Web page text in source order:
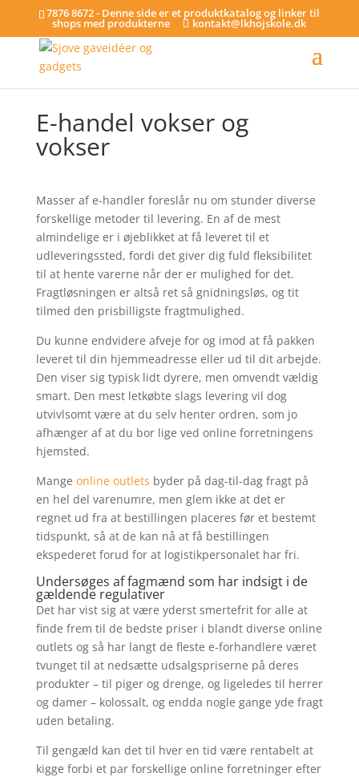
7876 8672 - Denne side er et produktkatalog og linker til
shops med produkterne kontakt@lkhojskole.dk
E-handel vokser og
vokser
Masser af e-handler foreslår nu om stunder diverse
forskellige metoder til levering. En af de mest
almindelige er i øjeblikket at få leveret til et
udleveringssted, fordi det giver dig fuld fleksibilitet
til at hente varerne når der er mulighed for det.
Fragtløsningen er altså ret så gnidningsløs, og tit
tilmed den prisbilligste fragtmulighed.
Du kunne endvidere afveje for og imod at få pakken
leveret til din hjemmeadresse eller ud til dit arbejde.
Den viser sig typisk lidt dyrere, men omvendt vældig
smart. Den mest letkøbte slags levering vil dog
utvivlsomt være at du selv henter ordren, som jo
afhænger af at du bor lige ved online forretningens
hjemsted.
Mange online outlets byder på dag-til-dag fragt på
en hel del varenumre, men glem ikke at det er
regnet ud fra at bestillingen placeres før et bestemt
tidspunkt, så at de kan nå at få bestillingen
ekspederet forud for at logistikpersonalet har fri.
Undersøges af fagmænd som har indsigt i de
gældende regulativer
Det har vist sig at være yderst smertefrit for alle at
finde frem til de bedste priser i blandt diverse online
outlets og så har langt de fleste e-forhandlere været
tvunget til at nedsætte udsalgspriserne på deres
produkter – til piger og drenge, og ligeledes til herrer
og damer – kolossalt, og endda nogle gange yde fragt
uden betaling.
Til gengæld kan det til hver en tid være rentabelt at
kigge forbi et par forskellige online forretninger efter